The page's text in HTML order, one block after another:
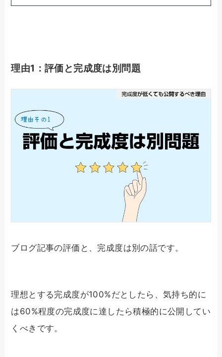
理由1：評価と完成度は別問題
ブログ記事の評価と、完成度は別の話です。
理想とする完成度が100%だとしたら、気持ち的に
は60%程度の完成度に達したら積極的に公開してい
くべきです。